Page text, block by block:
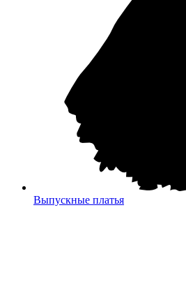
Выпускные платья